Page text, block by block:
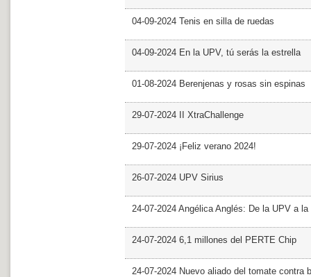
04-09-2024 Tenis en silla de ruedas
04-09-2024 En la UPV, tú serás la estrella
01-08-2024 Berenjenas y rosas sin espinas
29-07-2024 II XtraChallenge
29-07-2024 ¡Feliz verano 2024!
26-07-2024 UPV Sirius
24-07-2024 Angélica Anglés: De la UPV a
24-07-2024 6,1 millones del PERTE Chip
24-07-2024 Nuevo aliado del tomate contra